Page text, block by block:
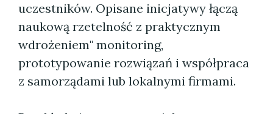
uczestników. Opisane inicjatywy łączą
naukową rzetelność z praktycznym
wdrożeniem" monitoring,
prototypowanie rozwiązań i współpraca
z samorządami lub lokalnymi firmami.